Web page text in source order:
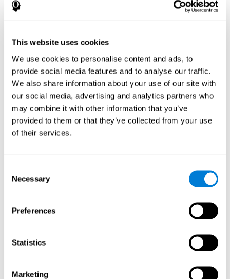
This website uses cookies
We use cookies to personalise content and ads, to
provide social media features and to analyse our traffic.
We also share information about your use of our site with
our social media, advertising and analytics partners who
may combine it with other information that you’ve
provided to them or that they’ve collected from your use
of their services.
Selection
Necessary
Preferences
Statistics
Marketing
Tapia, J. L., Aras, L. M., & Duñabeitia, J. A. (2024). Enhancing
Executive Functions in Pediatric Epilepsy: Feasibility and
التدريب المعرفي الشخصي في المنزل لمرضى
personalized cognitive training in MS patients: a study of
adherence and cognitive performance. Neurorehabilitación;
أقرأ نص المقال كاملاً على PubMed